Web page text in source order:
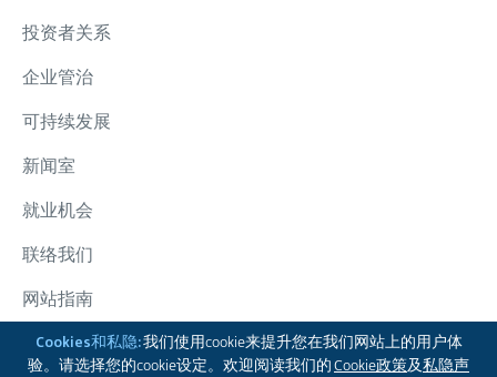
Cookies和私隐:我们使用cookie来提升您在我们网站上的用户体
验。请选择您的cookie设定。欢迎阅读我们的Cookie政策及私隐声
投资者关系
企业管治
可持续发展
新闻室
就业机会
联络我们
网站指南
太古集团